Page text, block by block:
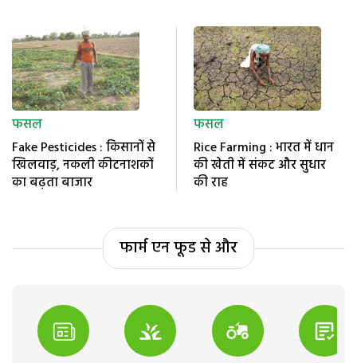
फसल
Fake Pesticides : किसानों से
खिलवाड़, नकली कीटनाशकों
का बढ़ता बाजार
फसल
Rice Farming : भारत में धान
की खेती में संकट और सुधार
की राह
फार्म एन फूड से और